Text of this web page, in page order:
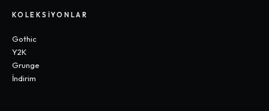
KOLEKSIYONLAR
Gothic
Y2K
Grunge
İndirim